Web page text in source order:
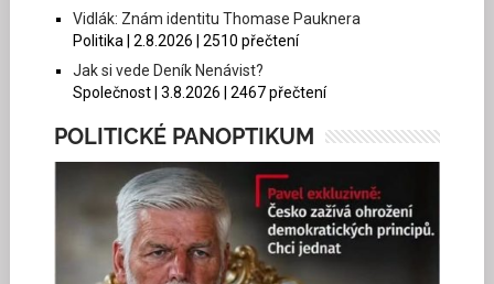
Vidlák: Znám identitu Thomase Pauknera
Politika | 2.8.2026 | 2510 přečtení
Jak si vede Deník Nenávist?
Společnost | 3.8.2026 | 2467 přečtení
POLITICKÉ PANOPTIKUM